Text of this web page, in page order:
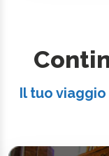
Il tuo